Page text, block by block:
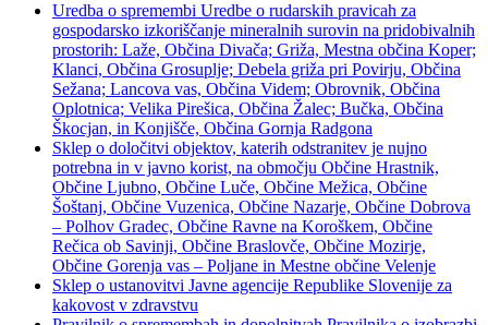
Uredba o spremembi Uredbe o rudarskih pravicah za
gospodarsko izkoriščanje mineralnih surovin na pridobivalnih
prostorih: Laže, Občina Divača; Griža, Mestna občina Koper;
Klanci, Občina Grosuplje; Debela griža pri Povirju, Občina
Sežana; Lancova vas, Občina Videm; Obrovnik, Občina
Oplotnica; Velika Pirešica, Občina Žalec; Bučka, Občina
Škocjan, in Konjišče, Občina Gornja Radgona
Sklep o določitvi objektov, katerih odstranitev je nujno
potrebna in v javno korist, na območju Občine Hrastnik,
Občine Ljubno, Občine Luče, Občine Mežica, Občine
Šoštanj, Občine Vuzenica, Občine Nazarje, Občine Dobrova
– Polhov Gradec, Občine Ravne na Koroškem, Občine
Rečica ob Savinji, Občine Braslovče, Občine Mozirje,
Občine Gorenja vas – Poljane in Mestne občine Velenje
Sklep o ustanovitvi Javne agencije Republike Slovenije za
kakovost v zdravstvu